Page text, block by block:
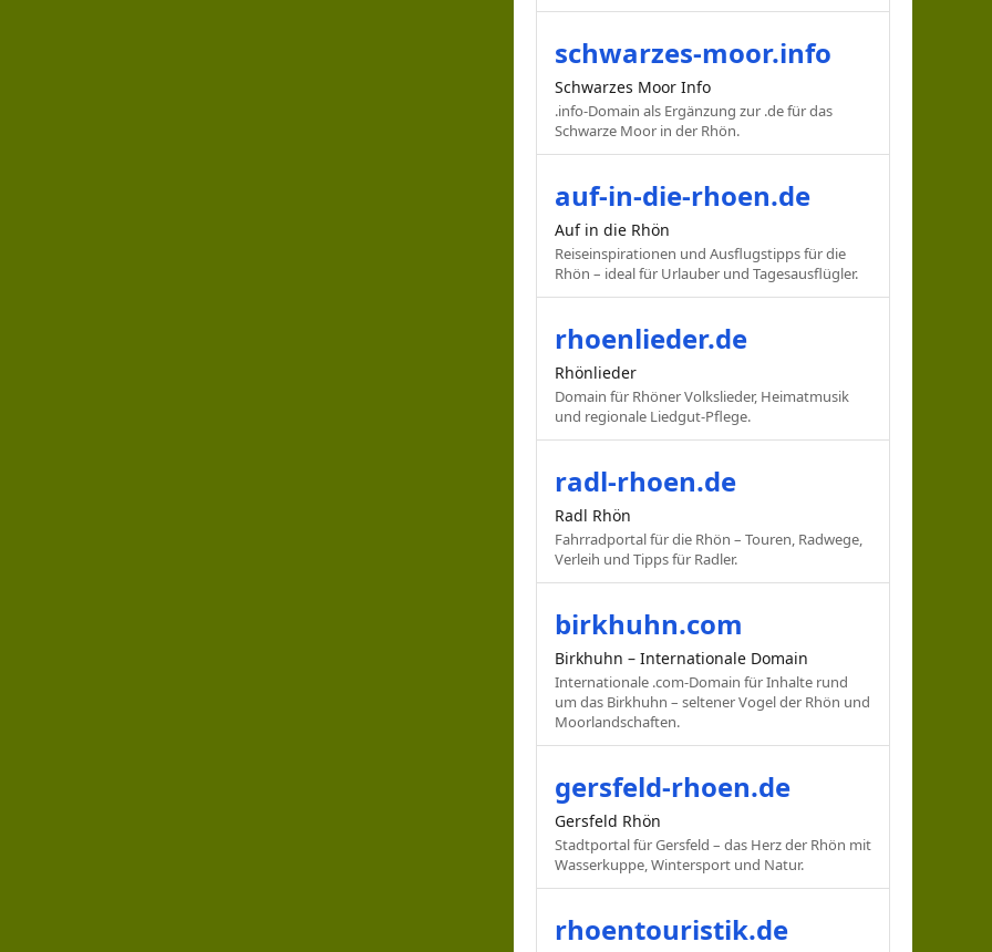
schwarzes-moor.info
Schwarzes Moor Info
.info-Domain als Ergänzung zur .de für das
Schwarze Moor in der Rhön.
auf-in-die-rhoen.de
Auf in die Rhön
Reiseinspirationen und Ausflugstipps für die
Rhön – ideal für Urlauber und Tagesausflügler.
rhoenlieder.de
Rhönlieder
Domain für Rhöner Volkslieder, Heimatmusik
und regionale Liedgut-Pflege.
radl-rhoen.de
Radl Rhön
Fahrradportal für die Rhön – Touren, Radwege,
Verleih und Tipps für Radler.
birkhuhn.com
Birkhuhn – Internationale Domain
Internationale .com-Domain für Inhalte rund
um das Birkhuhn – seltener Vogel der Rhön und
Moorlandschaften.
gersfeld-rhoen.de
Gersfeld Rhön
Stadtportal für Gersfeld – das Herz der Rhön mit
Wasserkuppe, Wintersport und Natur.
rhoentouristik.de